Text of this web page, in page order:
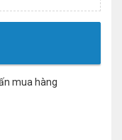
mua hàng